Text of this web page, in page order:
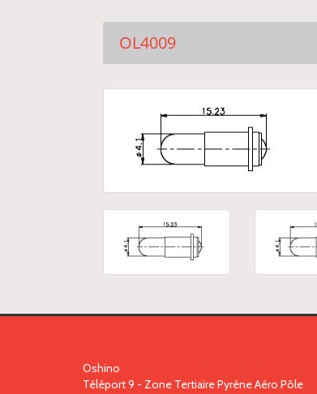
OL4009
Oshino
Téléport 9 - Zone Tertiaire Pyrène Aéro Pôle